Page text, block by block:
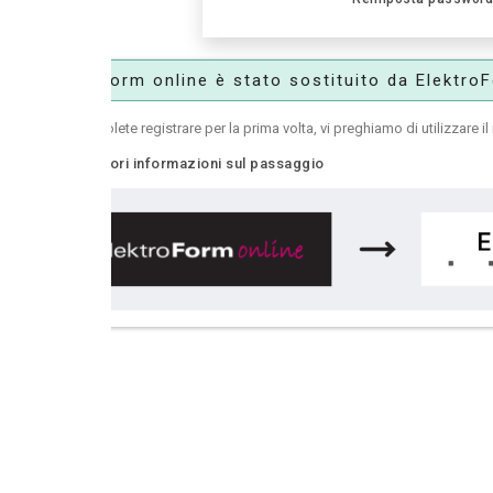
online è stato sostituito da ElektroForm online2
registrare per la prima volta, vi preghiamo di utilizzare il nuovo
informazioni sul passaggio